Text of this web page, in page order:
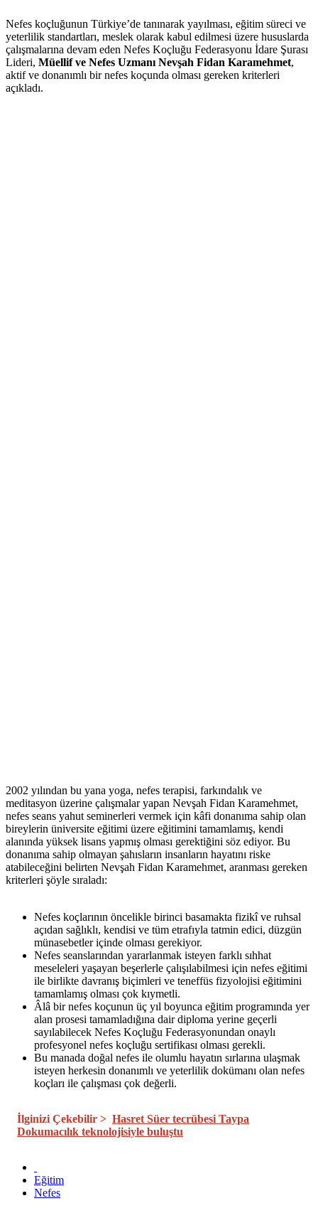
Nefes koçluğunun Türkiye’de tanınarak yayılması, eğitim süreci ve
yeterlilik standartları, meslek olarak kabul edilmesi üzere hususlarda
çalışmalarına devam eden Nefes Koçluğu Federasyonu İdare Şurası
Lideri, Müellif ve Nefes Uzmanı Nevşah Fidan Karamehmet,
aktif ve donanımlı bir nefes koçunda olması gereken kriterleri
açıkladı.
2002 yılından bu yana yoga, nefes terapisi, farkındalık ve
meditasyon üzerine çalışmalar yapan Nevşah Fidan Karamehmet,
nefes seans yahut seminerleri vermek için kâfi donanıma sahip olan
bireylerin üniversite eğitimi üzere eğitimini tamamlamış, kendi
alanında yüksek lisans yapmış olması gerektiğini söz ediyor. Bu
donanıma sahip olmayan şahısların insanların hayatını riske
atabileceğini belirten Nevşah Fidan Karamehmet, aranması gereken
kriterleri şöyle sıraladı:
Nefes koçlarının öncelikle birinci basamakta fizikî ve ruhsal
açıdan sağlıklı, kendisi ve tüm etrafıyla tatmin edici, düzgün
münasebetler içinde olması gerekiyor.
Nefes seanslarından yararlanmak isteyen farklı sıhhat
meseleleri yaşayan beşerlerle çalışılabilmesi için nefes eğitimi
ile birlikte davranış biçimleri ve teneffüs fizyolojisi eğitimini
tamamlamış olması çok kıymetli.
Âlâ bir nefes koçunun üç yıl boyunca eğitim programında yer
alan prosesi tamamladığına dair diploma yerine geçerli
sayılabilecek Nefes Koçluğu Federasyonundan onaylı
profesyonel nefes koçluğu sertifikası olması gerekli.
Bu manada doğal nefes ile olumlu hayatın sırlarına ulaşmak
isteyen herkesin donanımlı ve yeterlilik dokümanı olan nefes
koçları ile çalışması çok değerli.
İlginizi Çekebilir > Hasret Süer tecrübesi Taypa
Dokumacılık teknolojisiyle buluştu
Eğitim
Nefes